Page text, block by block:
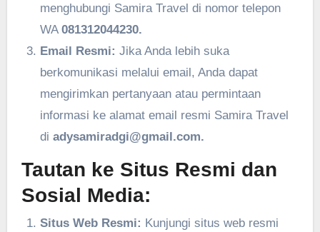
menghubungi Samira Travel di nomor telepon
WA 081312044230.
Email Resmi: Jika Anda lebih suka
berkomunikasi melalui email, Anda dapat
mengirimkan pertanyaan atau permintaan
informasi ke alamat email resmi Samira Travel
di adysamiradgi@gmail.com.
Tautan ke Situs Resmi dan
Sosial Media:
Situs Web Resmi: Kunjungi situs web resmi